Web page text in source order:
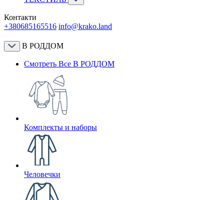
Контакти
+380685165516 info@krako.land
В РОДДОМ
Смотреть Все В РОДДОМ
Комплекты и наборы
Человечки